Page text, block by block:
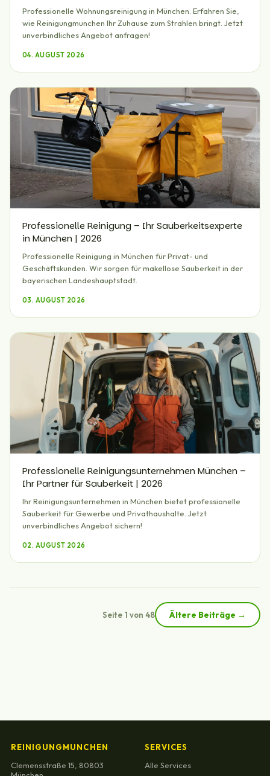
Professionelle Wohnungsreinigung in München. Erfahren Sie,
wie Reinigungmunchen Ihr Zuhause zum Strahlen bringt. Jetzt
unverbindliches Angebot anfragen!
04. AUGUST 2026
Professionelle Reinigung – Ihr Sauberkeitsexperte
in München | 2026
Professionelle Reinigung in München für Privat- und
Geschäftskunden. Wir sorgen für makellose Sauberkeit in der
bayerischen Landeshauptstadt.
03. AUGUST 2026
Professionelle Reinigungsunternehmen München –
Ihr Partner für Sauberkeit | 2026
Ihr Reinigungsunternehmen in München bietet professionelle
Sauberkeit für Gewerbe und Privathaushalte. Jetzt
unverbindliches Angebot sichern!
02. AUGUST 2026
Seite 1 von 48 Ältere Beiträge →
REINIGUNGMUNCHEN
Clemensstraße 15, 80803
SERVICES
Alle Services